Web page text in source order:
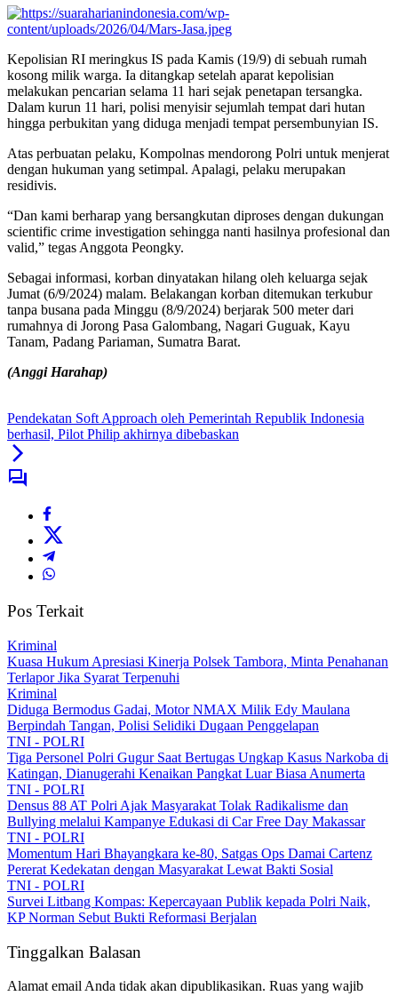
Kepolisian RI meringkus IS pada Kamis (19/9) di sebuah rumah
kosong milik warga. Ia ditangkap setelah aparat kepolisian
melakukan pencarian selama 11 hari sejak penetapan tersangka.
Dalam kurun 11 hari, polisi menyisir sejumlah tempat dari hutan
hingga perbukitan yang diduga menjadi tempat persembunyian IS.
Atas perbuatan pelaku, Kompolnas mendorong Polri untuk menjerat
dengan hukuman yang setimpal. Apalagi, pelaku merupakan
residivis.
“Dan kami berharap yang bersangkutan diproses dengan dukungan
scientific crime investigation sehingga nanti hasilnya profesional dan
valid,” tegas Anggota Peongky.
Sebagai informasi, korban dinyatakan hilang oleh keluarga sejak
Jumat (6/9/2024) malam. Belakangan korban ditemukan terkubur
tanpa busana pada Minggu (8/9/2024) berjarak 500 meter dari
rumahnya di Jorong Pasa Galombang, Nagari Guguak, Kayu
Tanam, Padang Pariaman, Sumatra Barat.
(Anggi Harahap)
Pendekatan Soft Approach oleh Pemerintah Republik Indonesia
berhasil, Pilot Philip akhirnya dibebaskan
Pos Terkait
Kriminal
Kuasa Hukum Apresiasi Kinerja Polsek Tambora, Minta Penahanan
Terlapor Jika Syarat Terpenuhi
Kriminal
Diduga Bermodus Gadai, Motor NMAX Milik Edy Maulana
Berpindah Tangan, Polisi Selidiki Dugaan Penggelapan
TNI - POLRI
Tiga Personel Polri Gugur Saat Bertugas Ungkap Kasus Narkoba di
Katingan, Dianugerahi Kenaikan Pangkat Luar Biasa Anumerta
TNI - POLRI
Densus 88 AT Polri Ajak Masyarakat Tolak Radikalisme dan
Bullying melalui Kampanye Edukasi di Car Free Day Makassar
TNI - POLRI
Momentum Hari Bhayangkara ke-80, Satgas Ops Damai Cartenz
Pererat Kedekatan dengan Masyarakat Lewat Bakti Sosial
TNI - POLRI
Survei Litbang Kompas: Kepercayaan Publik kepada Polri Naik,
KP Norman Sebut Bukti Reformasi Berjalan
Tinggalkan Balasan
Alamat email Anda tidak akan dipublikasikan. Ruas yang wajib